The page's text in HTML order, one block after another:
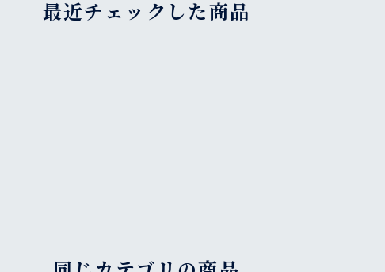
最近チェックした商品